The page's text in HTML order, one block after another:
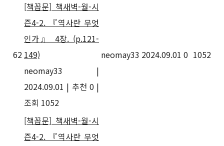
62
[책꼽문] 책새벽-월-시
즌4-2. 『역사란 무엇
인가』 4장. (p.121-
149)
neomay33
|
2024.09.01 | 추천 0 |
조회 1052
neomay33 2024.09.01 0 1052
[책꼽문] 책새벽-월-시
즌4-2. 『역사란 무엇